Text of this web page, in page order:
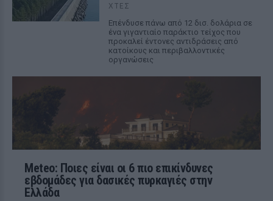
ΧΤΕΣ
Επένδυσε πάνω από 12 δισ. δολάρια σε
ένα γιγαντιαίο παράκτιο τείχος που
προκαλεί έντονες αντιδράσεις από
κατοίκους και περιβαλλοντικές
οργανώσεις
Meteo: Ποιες είναι οι 6 πιο επικίνδυνες
εβδομάδες για δασικές πυρκαγιές στην
Ελλάδα